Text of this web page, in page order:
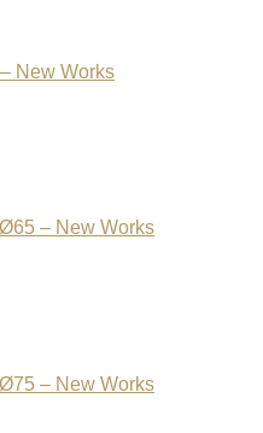
New Works
– New Works
– New Works